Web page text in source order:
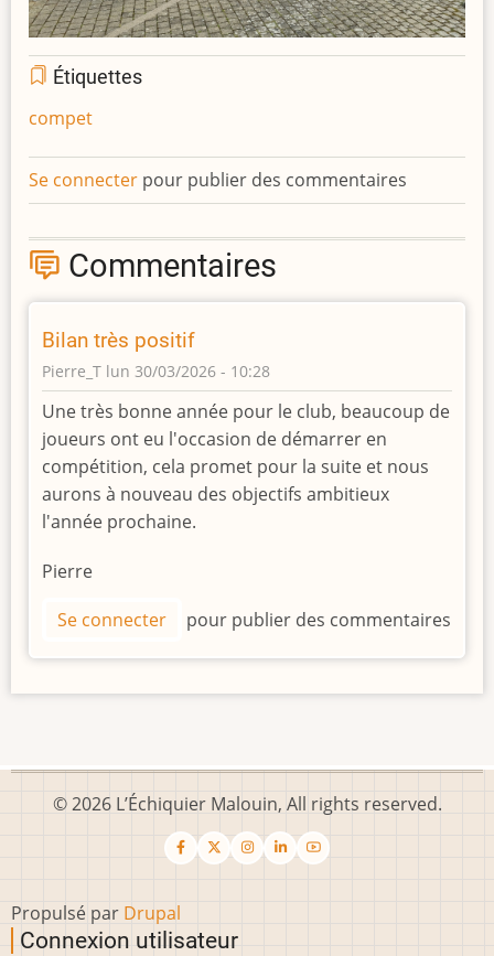
Étiquettes
compet
Se connecter pour publier des commentaires
Commentaires
Bilan très positif
Pierre_T lun 30/03/2026 - 10:28
Une très bonne année pour le club, beaucoup de
joueurs ont eu l'occasion de démarrer en
compétition, cela promet pour la suite et nous
aurons à nouveau des objectifs ambitieux
l'année prochaine.
Pierre
Se connecter pour publier des commentaires
© 2026 L’Échiquier Malouin, All rights reserved.
Propulsé par Drupal
Connexion utilisateur